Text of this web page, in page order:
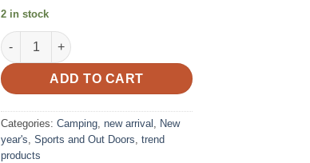
2 in stock
White Portable Running Water Bottle Handheld quantity
ADD TO CART
Categories: Camping new arrival
New
year's Sports and Out Doors trend
products